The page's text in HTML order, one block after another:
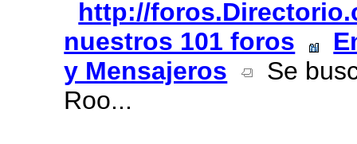
http://
nuestros 101 foros
y Mensajeros
Se
Roo...